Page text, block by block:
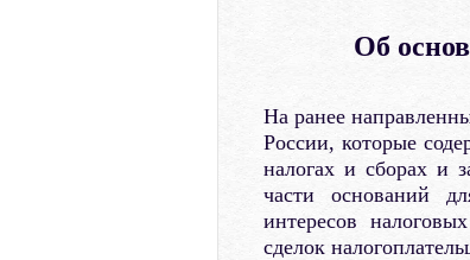
Об
На ранее
России, которые
налогах и сборах и
части оснований
интересов
сделок